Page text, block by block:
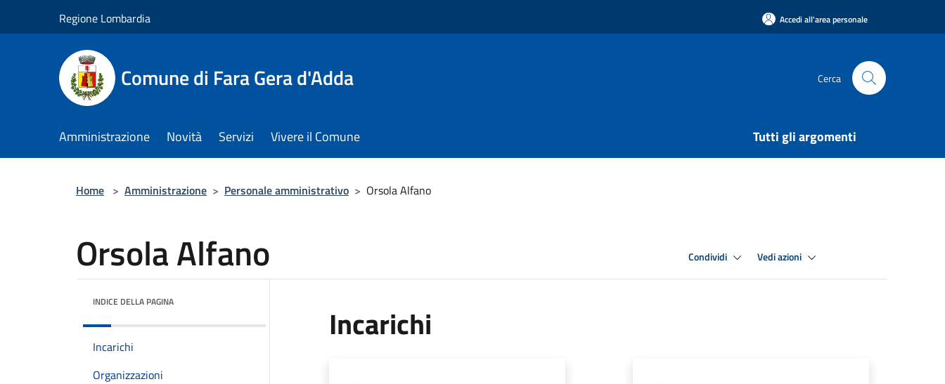
Regione Lombardia Accedi all'area personale
Comune di Fara Gera d'Adda Cerca
Amministrazione Novità Servizi Vivere il Comune Tutti gli argomenti
Home > Amministrazione > Personale amministrativo > Orsola Alfano
Orsola Alfano Condividi Vedi azioni
INDICE DELLA PAGINA
Incarichi
Organizzazioni
Incarichi